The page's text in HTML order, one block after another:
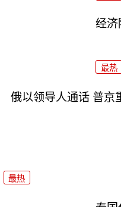
经济
最热
俄以领导人通话 普京
最热